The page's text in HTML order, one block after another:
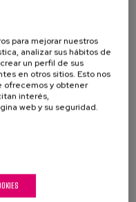
un cambio de
discapacidad y
Avanzadas del
para mejorar nuestros
analizar sus hábitos de
un perfil de sus
en otros sitios. Esto nos
ofrecemos y obtener
interés,
web y su seguridad.